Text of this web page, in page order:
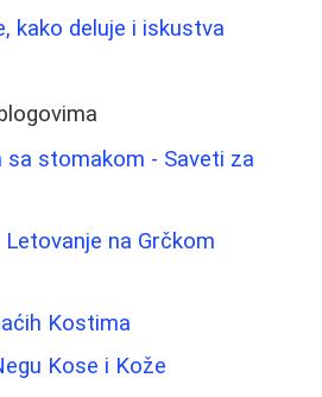
kako deluje i iskustva
sa stomakom - Saveti za
na Grčkom
Kostima
Kose i Kože